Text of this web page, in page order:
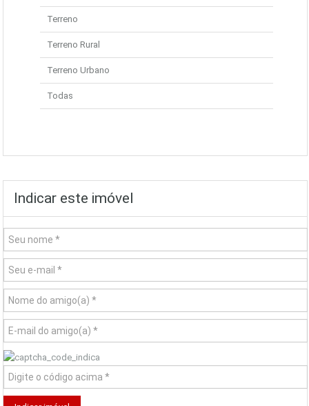
Terreno
Terreno Rural
Terreno Urbano
Todas
Indicar este imóvel